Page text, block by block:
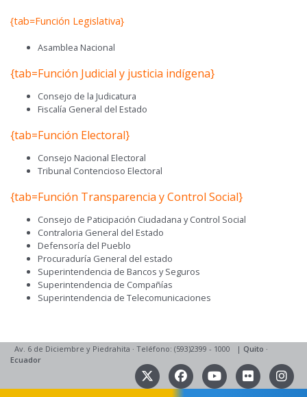
{tab=Función Legislativa}
Asamblea Nacional
{tab=Función Judicial y justicia indígena}
Consejo de la Judicatura
Fiscalía General del Estado
{tab=Función Electoral}
Consejo Nacional Electoral
Tribunal Contencioso Electoral
{tab=Función Transparencia y Control Social}
Consejo de Paticipación Ciudadana y Control Social
Contraloria General del Estado
Defensoría del Pueblo
Procuraduría General del estado
Superintendencia de Bancos y Seguros
Superintendencia de Compañías
Superintendencia de Telecomunicaciones
Av. 6 de Diciembre y Piedrahita · Teléfono: (593)2399 - 1000 | Quito ·
Ecuador